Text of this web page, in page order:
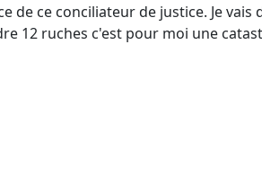
de ce conciliateur de justice. Je
12 ruches c'est pour moi une